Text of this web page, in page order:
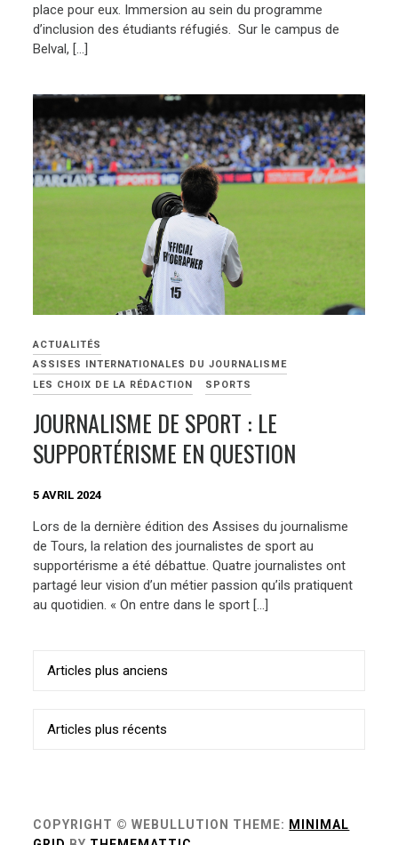
place pour eux. Immersion au sein du programme
d’inclusion des étudiants réfugiés. Sur le campus de
Belval, […]
ACTUALITÉS
ASSISES INTERNATIONALES DU JOURNALISME
LES CHOIX DE LA RÉDACTION
SPORTS
JOURNALISME DE SPORT : LE
SUPPORTÉRISME EN QUESTION
5 AVRIL 2024
Lors de la dernière édition des Assises du journalisme
de Tours, la relation des journalistes de sport au
supportérisme a été débattue. Quatre journalistes ont
partagé leur vision d’un métier passion qu’ils pratiquent
au quotidien. « On entre dans le sport […]
Navigation
des
Articles plus anciens
Articles plus récents
COPYRIGHT © WEBULLUTION THEME: MINIMAL